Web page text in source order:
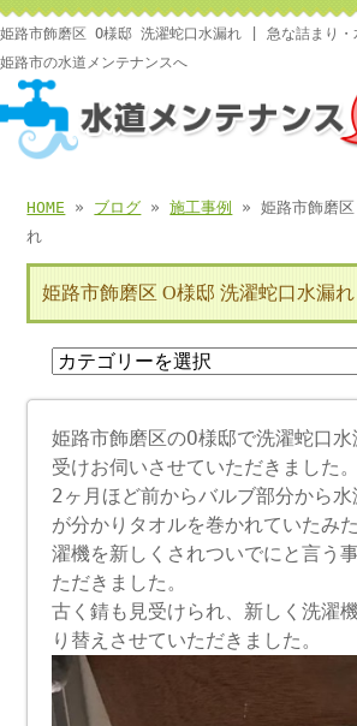
姫路市飾磨区 O様邸 洗濯蛇口水漏れ | 急な詰まり・
姫路市の水道メンテナンスへ
HOME » ブログ »施工事例
» 姫路市飾磨
れ
姫路市飾磨区 O様邸 洗濯蛇口水漏れ
姫路市飾磨区のO様邸で洗濯蛇口
受けお伺いさせていただきました。
2ヶ月ほど前からバルブ部分から
が分かりタオルを巻かれていたみ
濯機を新しくされついでにと言う
ただきました。
古く錆も見受けられ、新しく洗濯
り替えさせていただきました。